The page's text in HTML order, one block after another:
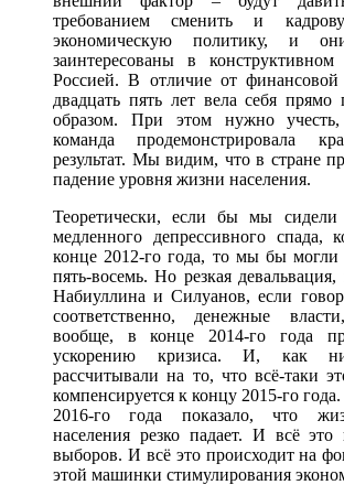
требованием сменить и
экономическую политику, и
заинтересованы в конструктивном
Россией. В отличие от финансовой
двадцать пять лет вела себя
образом. При этом нужно учесть,
команда продемонстрировала
результат. Мы видим, что в стране
падение уровня жизни населения.
Теоретически, если бы мы
медленного депрессивного спада,
конце 2012-го года, то мы бы могли
пять-восемь. Но резкая
Набиуллина и Силуанов, если
соответственно, денежные
вообще, в конце 2014-го года
ускорению кризиса. И, как
рассчитывали на то, что всë-таки
компенсируется к концу 2015-го
2016-го года показало, что
населения резко падает. И всë
выборов. И всë это происходит на
этой машинки стимулирования